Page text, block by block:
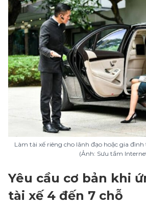
Làm tài xế riêng cho lãnh đạo hoặc gia
(Ảnh: Sưu tầm
Yêu cầu cơ bản khi
tài xế 4 đến 7 chỗ